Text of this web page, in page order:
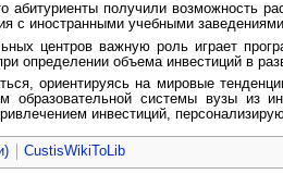
получили возможность
с иностранными учебными
центров важную роль играет
определении объема инвестиций в
ориентируясь на мировые
системы вузы из
инвестиций,
CustisWikiToLib